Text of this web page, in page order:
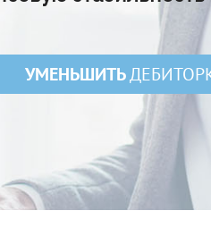
УМЕНЬШИТЬ